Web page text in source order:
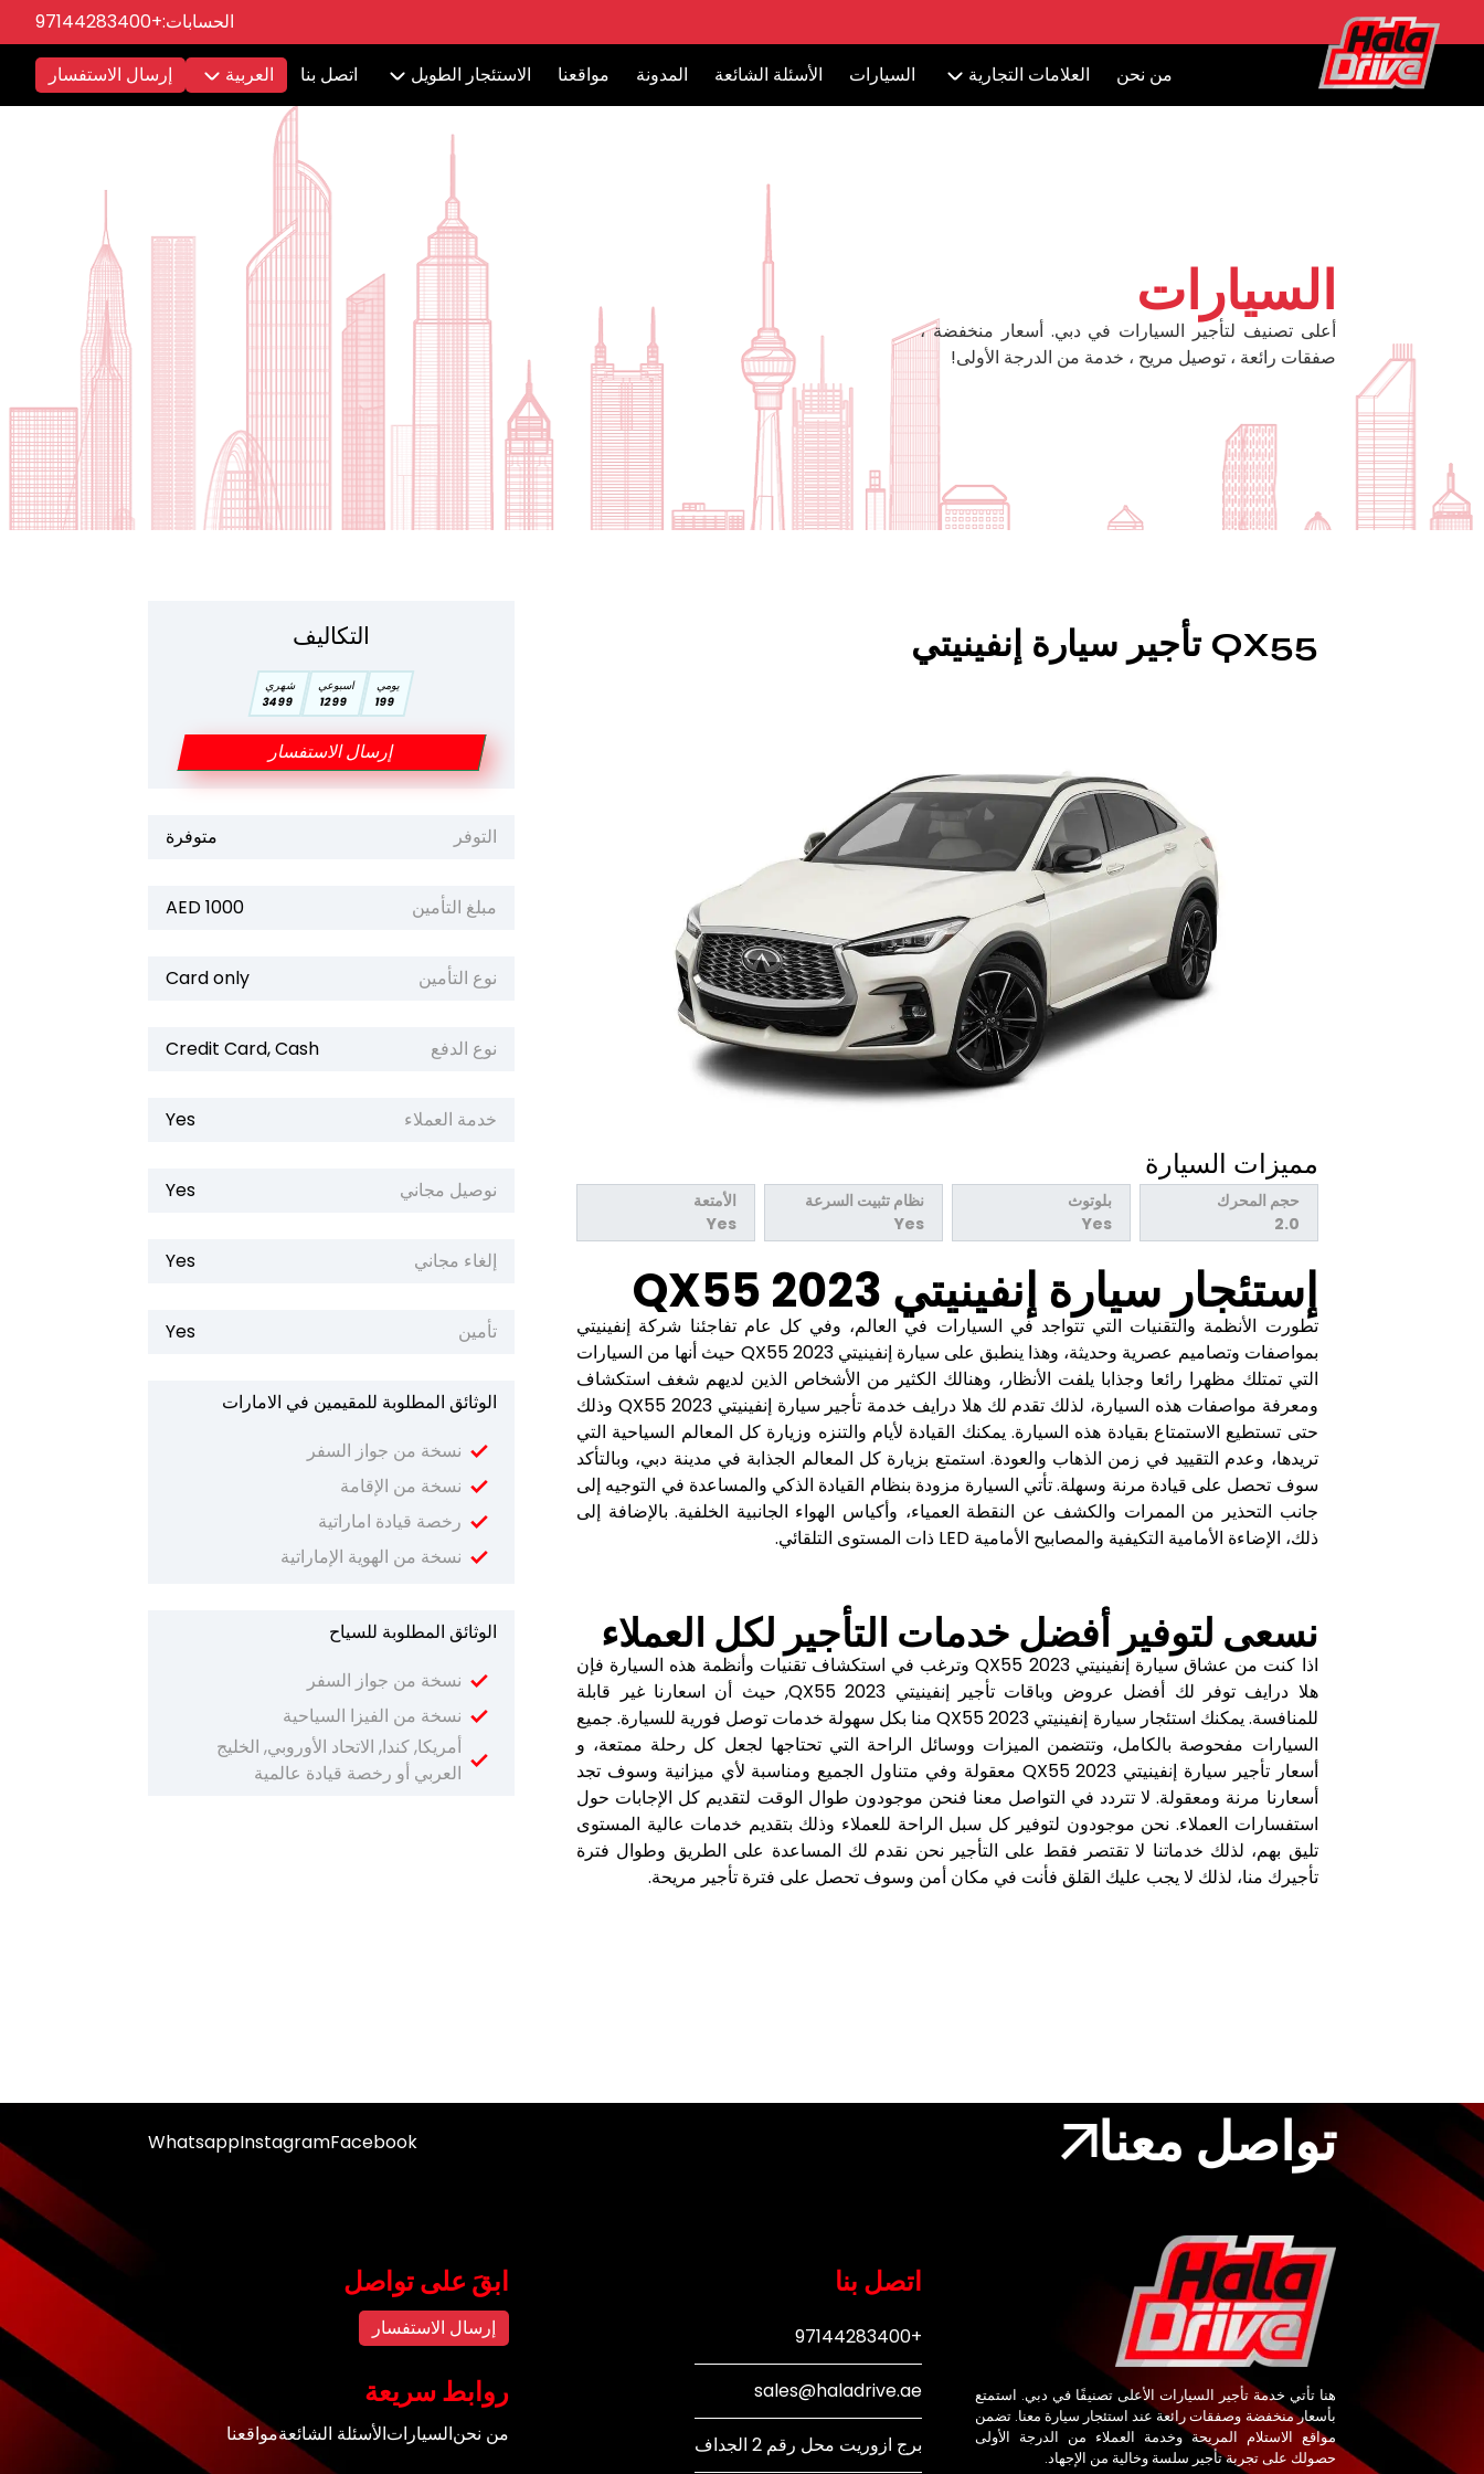
الحسابات:+97144283400
من نحن العلامات التجارية السيارات الأسئلة الشائعة المدونة مواقعنا الاستئجار الطويل اتصل بنا العربية إرسال الاستفسار
السيارات
أعلى تصنيف لتأجير السيارات في دبي. أسعار منخفضة ،
صفقات رائعة ، توصيل مريح ، خدمة من الدرجة الأولى!
QX55 تأجير سيارة إنفينيتي
مميزات السيارة
حجم المحرك
2.0
بلوتوث
Yes
نظام تثبيت السرعة
Yes
الأمتعة
Yes
إستئجار سيارة إنفينيتي QX55 2023
تطورت الأنظمة والتقنيات التي تتواجد في السيارات في العالم، وفي كل عام تفاجئنا شركة إنفينيتي
بمواصفات وتصاميم عصرية وحديثة، وهذا ينطبق على سيارة إنفينيتي QX55 2023 حيث أنها من السيارات
التي تمتلك مظهرا رائعا وجذابا يلفت الأنظار، وهنالك الكثير من الأشخاص الذين لديهم شغف استكشاف
ومعرفة مواصفات هذه السيارة، لذلك تقدم لك هلا درايف خدمة تأجير سيارة إنفينيتي QX55 2023 وذلك
حتى تستطيع الاستمتاع بقيادة هذه السيارة. يمكنك القيادة لأيام والتنزه وزيارة كل المعالم السياحية التي
تريدها، وعدم التقييد في زمن الذهاب والعودة. استمتع بزيارة كل المعالم الجذابة في مدينة دبي، وبالتأكد
سوف تحصل على قيادة مرنة وسهلة. تأتي السيارة مزودة بنظام القيادة الذكي والمساعدة في التوجيه إلى
جانب التحذير من الممرات والكشف عن النقطة العمياء، وأكياس الهواء الجانبية الخلفية. بالإضافة إلى
ذلك، الإضاءة الأمامية التكيفية والمصابيح الأمامية LED ذات المستوى التلقائي.
نسعى لتوفير أفضل خدمات التأجير لكل العملاء
اذا كنت من عشاق سيارة إنفينيتي QX55 2023 وترغب في استكشاف تقنيات وأنظمة هذه السيارة فإن
هلا درايف توفر لك أفضل عروض وباقات تأجير إنفينيتي QX55 2023, حيث أن اسعارنا غير قابلة
للمنافسة. يمكنك استئجار سيارة إنفينيتي QX55 2023 منا بكل سهولة خدمات توصل فورية للسيارة. جميع
السيارات مفحوصة بالكامل، وتتضمن الميزات ووسائل الراحة التي تحتاجها لجعل كل رحلة ممتعة، و
أسعار تأجير سيارة إنفينيتي QX55 2023 معقولة وفي متناول الجميع ومناسبة لأي ميزانية وسوف تجد
أسعارنا مرنة ومعقولة. لا تتردد في التواصل معنا فنحن موجودون طوال الوقت لتقديم كل الإجابات حول
استفسارات العملاء. نحن موجودون لتوفير كل سبل الراحة للعملاء وذلك بتقديم خدمات عالية المستوى
تليق بهم، لذلك خدماتنا لا تقتصر فقط على التأجير نحن نقدم لك المساعدة على الطريق وطوال فترة
تأجيرك منا، لذلك لا يجب عليك القلق فأنت في مكان أمن وسوف تحصل على فترة تأجير مريحة.
التكاليف
يومي
199
اسبوعي
1299
شهري
3499
إرسال الاستفسار
التوفر متوفرة
مبلغ التأمين 1000 AED
نوع التأمين Card only
نوع الدفع Credit Card, Cash
خدمة العملاء Yes
نوصيل مجاني Yes
إلغاء مجاني Yes
تأمين Yes
الوثائق المطلوبة للمقيمين في الامارات
نسخة من جواز السفر
نسخة من الإقامة
رخصة قيادة اماراتية
نسخة من الهوية الإماراتية
الوثائق المطلوبة للسياح
نسخة من جواز السفر
نسخة من الفيزا السياحية
أمريكا, كندا, الاتحاد الأوروبي, الخليج
العربي أو رخصة قيادة عالمية
تواصل معنا Facebook
Instagram
Whatsapp
هنا تأتي خدمة تأجير السيارات الأعلى تصنيفًا في دبي. استمتع
بأسعار منخفضة وصفقات رائعة عند استئجار سيارة معنا. تضمن
مواقع الاستلام المريحة وخدمة العملاء من الدرجة الأولى
حصولك على تجربة تأجير سلسة وخالية من الإجهاد.
اتصل بنا
+97144283400
sales@haladrive.ae
برج ازوريت محل رقم 2 الجداف
ابقَ على تواصل
إرسال الاستفسار
روابط سريعة
من نحنالسياراتالأسئلة الشائعةمواقعنا